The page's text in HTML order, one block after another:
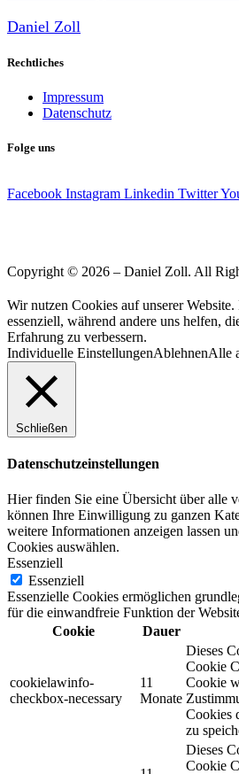
Daniel Zoll
Rechtliches
Impressum
Datenschutz
Folge uns
Facebook Instagram Linkedin Twitter
Copyright © 2026 – Daniel Zoll. All
Wir nutzen Cookies auf unserer
essenziell, während andere uns helfen,
Erfahrung zu verbessern.
Individuelle EinstellungenAblehnenAlle
Schließen
Datenschutzeinstellungen
Hier finden Sie eine Übersicht über alle
können Ihre Einwilligung zu ganzen
weitere Informationen anzeigen lassen
Cookies auswählen.
Essenziell
Essenziell
Essenzielle Cookies ermöglichen
für die einwandfreie Funktion der
Cookie
Dauer
cookielawinfo-
checkbox-necessary
11
Monate
Dieses
Cookie
Cookie
Cookies
zu
Dieses
Cookie